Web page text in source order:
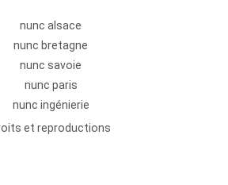
nunc alsace
nunc bretagne
nunc savoie
nunc paris
nunc ingénierie
et reproductions